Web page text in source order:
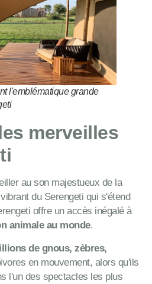
l'emblématique grande
merveilles
au son majestueux de la
du Serengeti qui s'étend
offre un accès inégalé à
animale au monde.
de gnous, zèbres,
en mouvement, alors qu'ils
l'un des spectacles les plus